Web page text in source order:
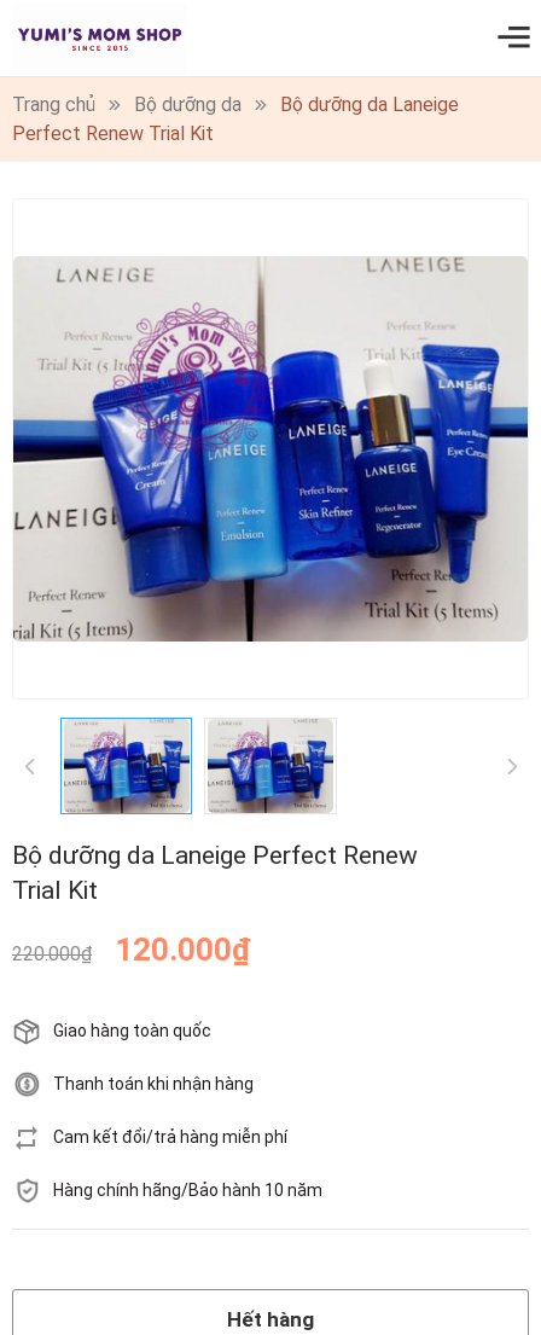
0
Trang chủ Bộ dưỡng da
Bộ dưỡng da Laneige
Perfect Renew Trial Kit
Bộ dưỡng da Laneige Perfect Renew
Trial Kit
220.000₫ 120.000₫
Giao hàng toàn quốc
Thanh toán khi nhận hàng
Cam kết đổi/trả hàng miễn phí
Hàng chính hãng/Bảo hành 10 năm
Hết hàng